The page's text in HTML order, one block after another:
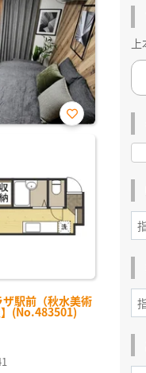
駅前（秋水美術
(No.483501)
お気